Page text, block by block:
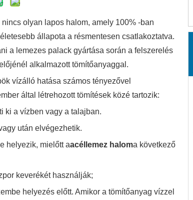
nincs olyan lapos halom, amely 100% -ban
állapota a résmentesen csatlakoztatva.
a lemezes palack gyártása során a felszerelés
alkalmazott tömítőanyaggal.
vízálló hatása számos tényezővel
által létrehozott tömítések közé tartozik:
ki a vízben vagy a talajban.
után elvégezhetik.
helyezik, mielőtt aacéllemez haloma következő
keverékét használják;
helyezés előtt. Amikor a tömítőanyag vízzel